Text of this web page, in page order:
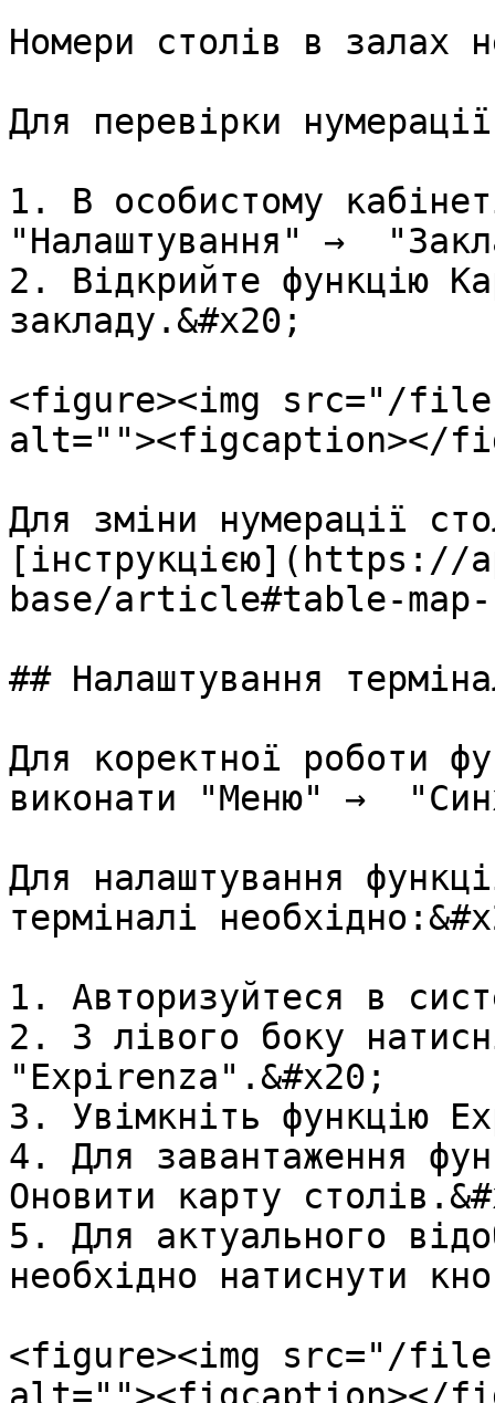
Номери столів в залах
Для перевірки
1. В особистому
"Налаштування" →
2. Відкрийте функцію
закладу.&#x20;
<figure><img src="/files/
alt=""><figcaption></
Для зміни нумерації
base/article#table-
## Налаштування
Для коректної роботи
виконати "Меню" →
Для налаштування
терміналі
1. Авторизуйтеся в
2. З лівого боку
"Expirenza".&#x20;
3. Увімкніть функцію
4. Для завантаження
Оновити карту
5. Для актуального
необхідно натиснути
<figure><img src="/files/